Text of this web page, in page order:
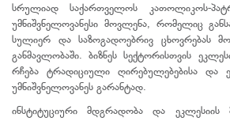
სრულიად საქართველოს კათოლიკოს-
უმნიშვნელოვანესი მოვლენა, რომელიც
სულიერ და საზოგადოებრივ ცხოვრებას
განმავლობაში. ბიზნეს სექტორისთვის
რჩება ტრადიციული ღირებულებებისა და
უმნიშვნელოვანეს გარანტად.
ინსტიტუციური მდგრადობა და ეკლესიის